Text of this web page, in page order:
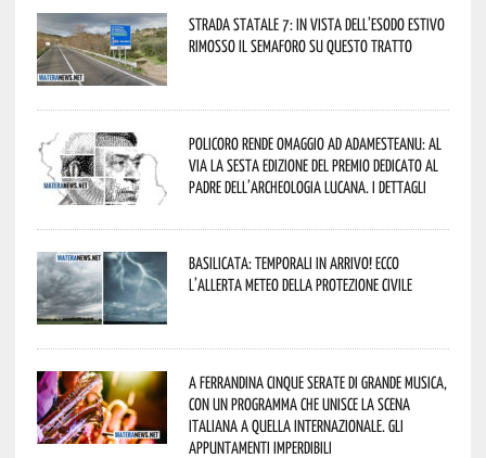
Strada statale 7: in vista dell’esodo estivo
rimosso il semaforo su questo tratto
Policoro rende omaggio ad Adamesteanu: al
via la sesta edizione del Premio dedicato al
padre dell’archeologia lucana. I dettagli
Basilicata: temporali in arrivo! Ecco
l’allerta meteo della Protezione civile
A Ferrandina cinque serate di grande musica,
con un programma che unisce la scena
italiana a quella internazionale. Gli
appuntamenti imperdibili